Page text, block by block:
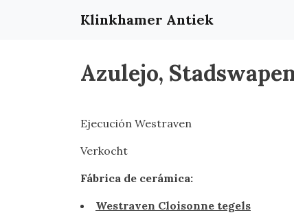
Klinkhamer Antiek
Azulejo,
Ejecución Westraven
Verkocht
Fábrica de cerámica:
Westraven Cloisonne tegels